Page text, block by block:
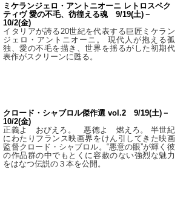
ミケランジェロ・アントニオーニ レトロスペク
ティヴ 愛の不毛、彷徨える魂 9/19(土)－
10/2(金)
イタリアが誇る20世紀を代表する巨匠ミケラン
ジェロ・アントニオーニ。 現代人が抱える孤
独、愛の不毛を描き、世界を揺るがした初期代
表作がスクリーンに甦る。
クロード・シャブロル傑作選 vol.2 9/19(土)－
10/2(金)
正義よ おびえろ。 悪徳よ 燃えろ。 半世紀
にわたりフランス映画界をけん引してきた映画
監督クロード・シャブロル。“悪意の眼”が輝く彼
の作品群の中でもとくに容赦のない強烈な魅力
をはなつ伝説の３本を公開。